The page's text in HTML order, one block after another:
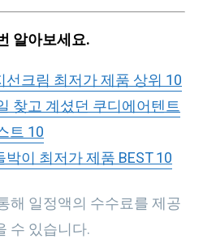
알아보세요.
선크림 최저가 제품 상위 10
찾고 계셨던 쿠디에어텐트
트 10
이 최저가 제품 BEST 10
해 일정액의 수수료를 제공
수 있습니다.